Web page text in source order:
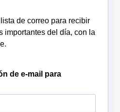
de correo para recibir
importantes del día, con la
de e-mail para